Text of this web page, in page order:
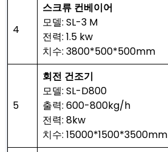
4
스크류 컨베이어
모델: SL-3 M
전력: 1.5 kw
치수: 3800*500*500mm
5
회전 건조기
모델: SL-D800
출력: 600-800kg/h
전력: 8kw
치수: 15000*1500*3500mm